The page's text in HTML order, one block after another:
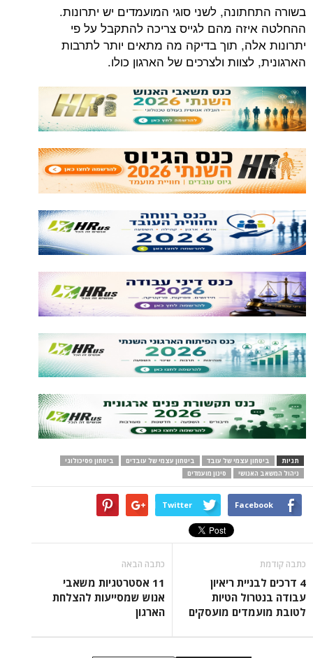
בשורה התחתונה, לשני סוגי המועמדים יש יתרונות.
ההחלטה איזה מהם לגייס צריכה להתקבל על פי
יתרונות אלה, תוך בדיקה מה מתאים יותר לתרבות
הארגונית, לצוות ולצרכים של הארגון כולו.
תגיות ביטחון עצמי של עובד ביטחון עצמי של עובדים
ביטחון פסיכולוגי
ניהול המשאב האנושי
סינון מועמדים
Facebook
Twitter
כתבה קודמת
4 דרכים לבניית ריאיון
עבודה בנטרול הטיות
לטובת מועמדים מועסקים
כתבה הבאה
11 אסטרטגיות משאבי
אנוש שמסייעות להצלחת
הארגון